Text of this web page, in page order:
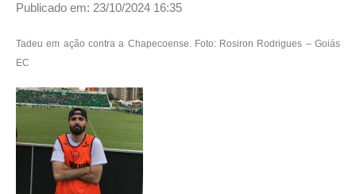
Publicado em: 23/10/2024 16:35
Tadeu em ação contra a Chapecoense. Foto: Rosiron Rodrigues – Goiás
EC